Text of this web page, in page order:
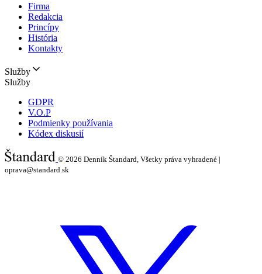
Firma
Redakcia
Princípy
História
Kontakty
Služby
Služby
GDPR
V.O.P
Podmienky používania
Kódex diskusií
© 2026 Denník Štandard, Všetky práva vyhradené |
oprava@standard.sk